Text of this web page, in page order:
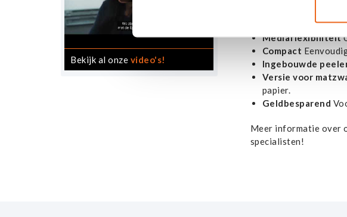
Bekijk al onze video's!
Belangrijkste
Mediaflexibiliteit
Compact
Ingebouwde
Versie voor
papier.
Geldbesparend
Meer informatie over
specialisten!